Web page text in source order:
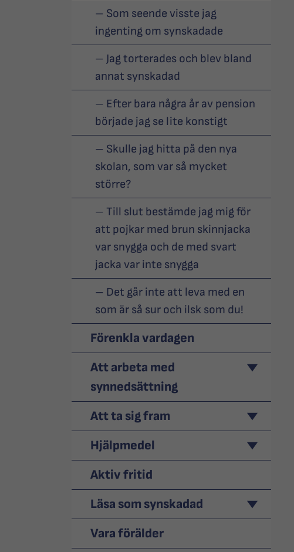
– Som seende visste jag
ingenting om synskadade
– Jag torterades och blev bland
annat synskadad
– Efter bara några år av pension
började jag se lite konstigt
– Skulle jag hitta på den nya
skolan, som var så mycket
större?
– Till slut bestämde jag mig för
att pojkar med brun skinnjacka
var snygga och de med svart
jacka var inte snygga
– Det går inte att leva med en
som är så sur och ilsk som du!
Förenkla vardagen
Att arbeta med
synnedsättning
Att ta sig fram
Hjälpmedel
Aktiv fritid
Läsa som synskadad
Vara förälder